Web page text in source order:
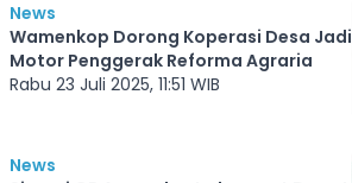
News
Wamenkop Dorong Koperasi Desa Jadi
Motor Penggerak Reforma Agraria
Rabu 23 Juli 2025, 11:51 WIB
News